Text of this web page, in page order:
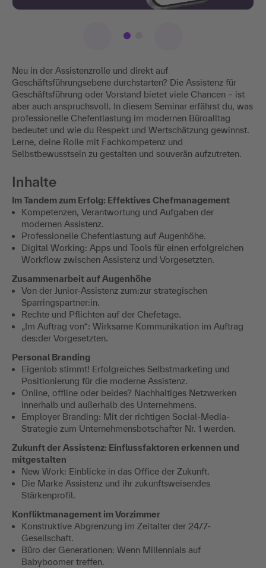
Neu in der Assistenzrolle und direkt auf
Geschäftsführungsebene durchstarten? Die Assistenz für
Geschäftsführung oder Vorstand bietet viele Chancen – ist
aber auch anspruchsvoll. In diesem Seminar erfährst du, was
professionelle Chefentlastung im modernen Büroalltag
bedeutet und wie du Respekt und Wertschätzung gewinnst.
Lerne, deine Rolle mit Fachkompetenz und
Selbstbewusstsein zu gestalten und souverän aufzutreten.
Inhalte
Im Tandem zum Erfolg: Effektives Chefmanagement
Kompetenzen, Verantwortung und Aufgaben der
modernen Assistenz.
Professionelle Chefentlastung auf Augenhöhe.
Digital Working: Apps und Tools für einen erfolgreichen
Workflow zwischen Assistenz und Vorgesetzten.
Zusammenarbeit auf Augenhöhe
Von der Junior-Assistenz zum:zur strategischen
Sparringspartner:in.
Rechte und Pflichten auf der Chefetage.
„Im Auftrag von“: Wirksame Kommunikation im Auftrag
des:der Vorgesetzten.
Personal Branding
Eigenlob stimmt! Erfolgreiches Selbstmarketing und
Positionierung für die moderne Assistenz.
Online, offline oder beides? Nachhaltiges Netzwerken
innerhalb und außerhalb des Unternehmens.
Employer Branding: Mit der richtigen Social-Media-
Strategie zum Unternehmensbotschafter Nr. 1 werden.
Zukunft der Assistenz: Einflussfaktoren erkennen und
mitgestalten
New Work: Einblicke in das Office der Zukunft.
Die Marke Assistenz und ihr zukunftsweisendes
Stärkenprofil.
Konfliktmanagement im Vorzimmer
Konstruktive Abgrenzung im Zeitalter der 24/7-
Gesellschaft.
Büro der Generationen: Wenn Millennials auf
Babyboomer treffen.